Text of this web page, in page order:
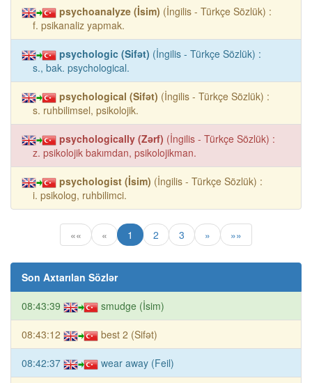
psychoanalyze (İsim) (İngilis - Türkçe Sözlük) :
f. psikanaliz yapmak.
psychologic (Sifət) (İngilis - Türkçe Sözlük) :
s., bak. psychological.
psychological (Sifət) (İngilis - Türkçe Sözlük) :
s. ruhbilimsel, psikolojik.
psychologically (Zərf) (İngilis - Türkçe Sözlük) :
z. psikolojik bakımdan, psikolojikman.
psychologist (İsim) (İngilis - Türkçe Sözlük) :
i. psikolog, ruhbilimci.
«« « 1 2 3 » »»
Son Axtarılan Sözlər
08:43:39 smudge (İsim)
08:43:12 best 2 (Sifət)
08:42:37 wear away (Feil)